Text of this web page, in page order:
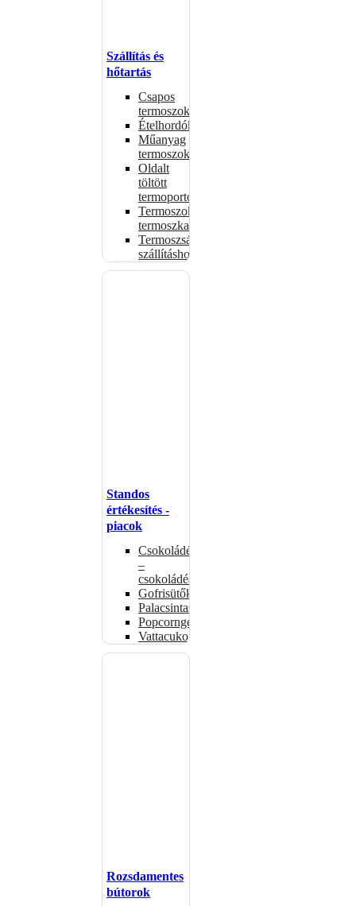
Szállítás és
hőtartás
Csapos
termoszok
Ételhordók
Műanyag
termoszok
Oldalt
töltött
termoportok
Termoszok,
termoszkannák
Termoszsákok
szállításhoz
Standos
értékesítés -
piacok
Csokoládémelegítők
–
csokoládéadagolók
Gofrisütők
Palacsintasütők
Popcorngépek
Vattacukorgép
Rozsdamentes
bútorok